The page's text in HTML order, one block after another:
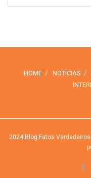
HOME NOTÍCIAS
2024Blog Fatos Verdadeiros